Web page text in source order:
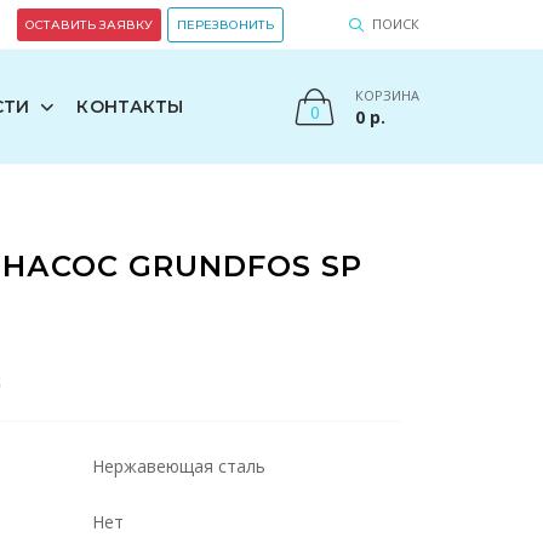
ОСТАВИТЬ ЗАЯВКУ ПЕРЕЗВОНИТЬ ПОИСК
КОНТАКТЫ 0
КОРЗИНА
0 р.
GRUNDFOS SP
Нержавеющая сталь
Нет